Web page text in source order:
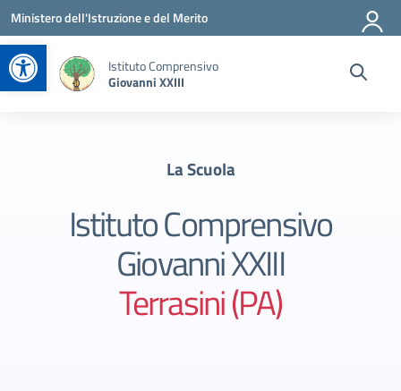
Apri la barra degli strumenti
Vai ai contenuti
Vai al menu di navigazione
Vai al footer
Ministero dell'Istruzione e del Merito
Istituto Comprensivo
Giovanni XXIII
La Scuola
Istituto Comprensivo
Giovanni XXIII
Terrasini (PA)